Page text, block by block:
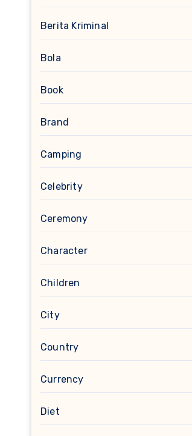
Berita Kriminal
Bola
Book
Brand
Camping
Celebrity
Ceremony
Character
Children
City
Country
Currency
Diet